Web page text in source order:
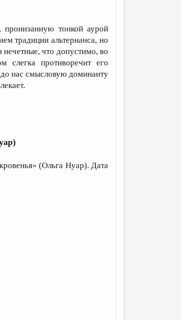
пронизанную тонкой аурой
традиции альтернанса, но
что допустимо, во
слегка противоречит его
нас смысловую доминанту
(Ольга Нуар). Дата